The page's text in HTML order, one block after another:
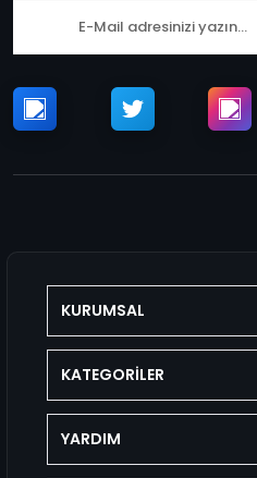
KURUMSAL
KATEGORİLER
YARDIM